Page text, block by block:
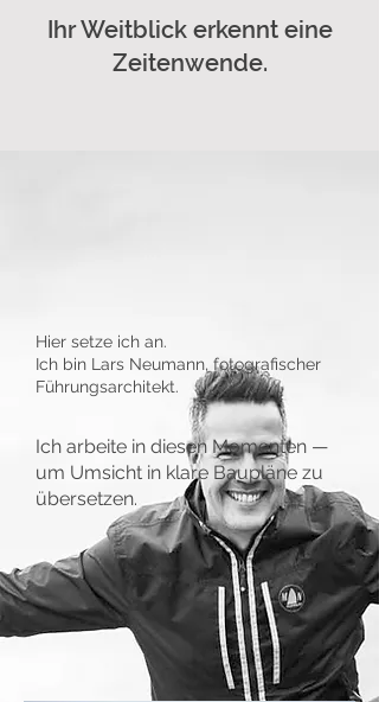
Ihr Weitblick erkennt eine
Zeitenwende.
Hier setze ich an.
Ich bin Lars Neumann, fotografischer
Führungsarchitekt.
Ich arbeite in diesen Momenten —
um Umsicht in klare Baupläne zu
übersetzen.